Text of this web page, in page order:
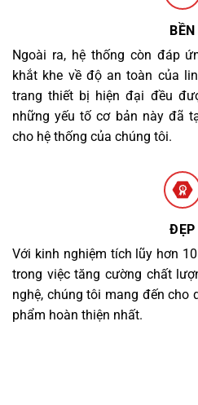
BỀN
Ngoài ra, hệ thống còn đáp
khắt khe về độ an toàn của
trang thiết bị hiện đại đều
những yếu tố cơ bản này đã
cho hệ thống của chúng tôi.
ĐẸP
Với kinh nghiệm tích lũy hơn
trong việc tăng cường chất
nghệ, chúng tôi mang đến cho
phẩm hoàn thiện nhất.